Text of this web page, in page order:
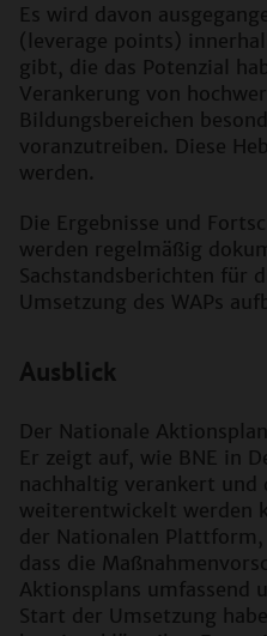
Es wird davon
( leverage points)
gibt, die das Potenzial
Verankerung von
Bildungsbereichen
voranzutreiben. Diese
werden.
Die Ergebnisse und
werden regelmäßig
Sachstandsberichten für
Umsetzung des WAPs
Ausblick
Der Nationale
Er zeigt auf, wie BNE in
nachhaltig verankert und
weiterentwickelt werden
der Nationalen
dass die
Aktionsplans umfassend
Start der Umsetzung